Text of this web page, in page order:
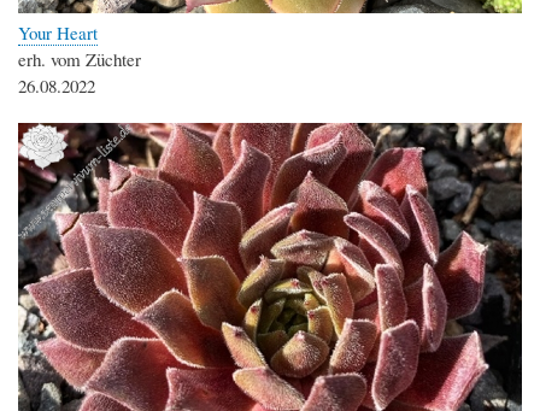
Your Heart
erh. vom Züchter
26.08.2022